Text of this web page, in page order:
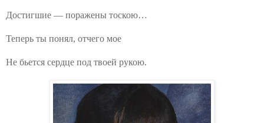
Достигшие — поражены тоскою…
Теперь ты понял, отчего мое
Не бьется сердце под твоей рукою.